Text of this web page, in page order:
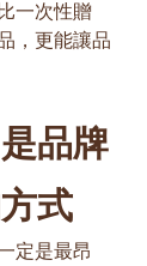
一次性贈
，更能讓品
品牌
式
定是最昂